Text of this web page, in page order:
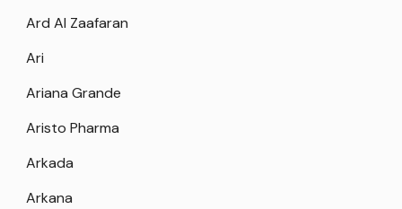
Ard Al Zaafaran
Ari
Ariana Grande
Aristo Pharma
Arkada
Arkana